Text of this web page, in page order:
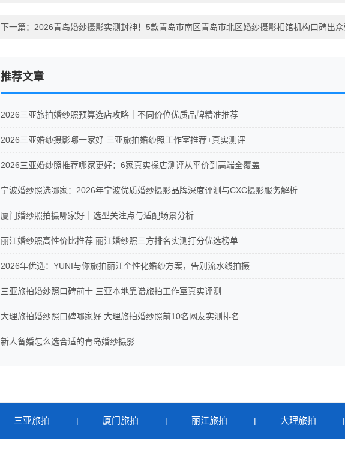
下一篇： 2026青岛婚纱摄影实测封神！5款青岛市南区青岛市北区婚纱摄影相馆机构口碑出
推荐文章
2026三亚旅拍婚纱照预算选店攻略｜不同价位优质品牌精准推荐
2026三亚婚纱摄影哪一家好 三亚旅拍婚纱照工作室推荐+真实测评
2026三亚婚纱照推荐哪家更好：6家真实探店测评从平价到高端全覆盖
宁波婚纱照选哪家：2026年宁波优质婚纱摄影品牌深度评测与CXC摄影服务解析
厦门婚纱照拍摄哪家好｜选型关注点与适配场景分析
丽江婚纱照高性价比推荐 丽江婚纱照三方排名实测打分优选榜单
2026年优选：YUNI与你旅拍丽江个性化婚纱方案，告别流水线拍摄
三亚旅拍婚纱照口碑前十 三亚本地靠谱旅拍工作室真实评测
大理旅拍婚纱照口碑哪家好 大理旅拍婚纱照前10名网友实测排名
新人备婚怎么选合适的青岛婚纱摄影
三亚旅拍 | 厦门旅拍 | 丽江旅拍 | 大理旅拍